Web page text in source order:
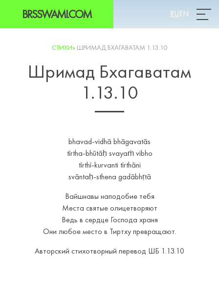
BRSSWAMI.COM RUEN
СТИХИ» ШРИМАД БХАГАВАТАМ 1.13.10
Шримад Бхагаватам
1.13.10
bhavad-vidhā bhāgavatās
tīrtha-bhūtāḥ svayaṁ vibho
tīrthī-kurvanti tīrthāni
svāntaḥ-sthena gadābhṛtā
Вайшнавы наподобие тебя
Места святые олицетворяют
Ведь в сердце Господа храня
Они любое место в Тиртху превращают.
Авторский стихотворный перевод ШБ 1.13.10